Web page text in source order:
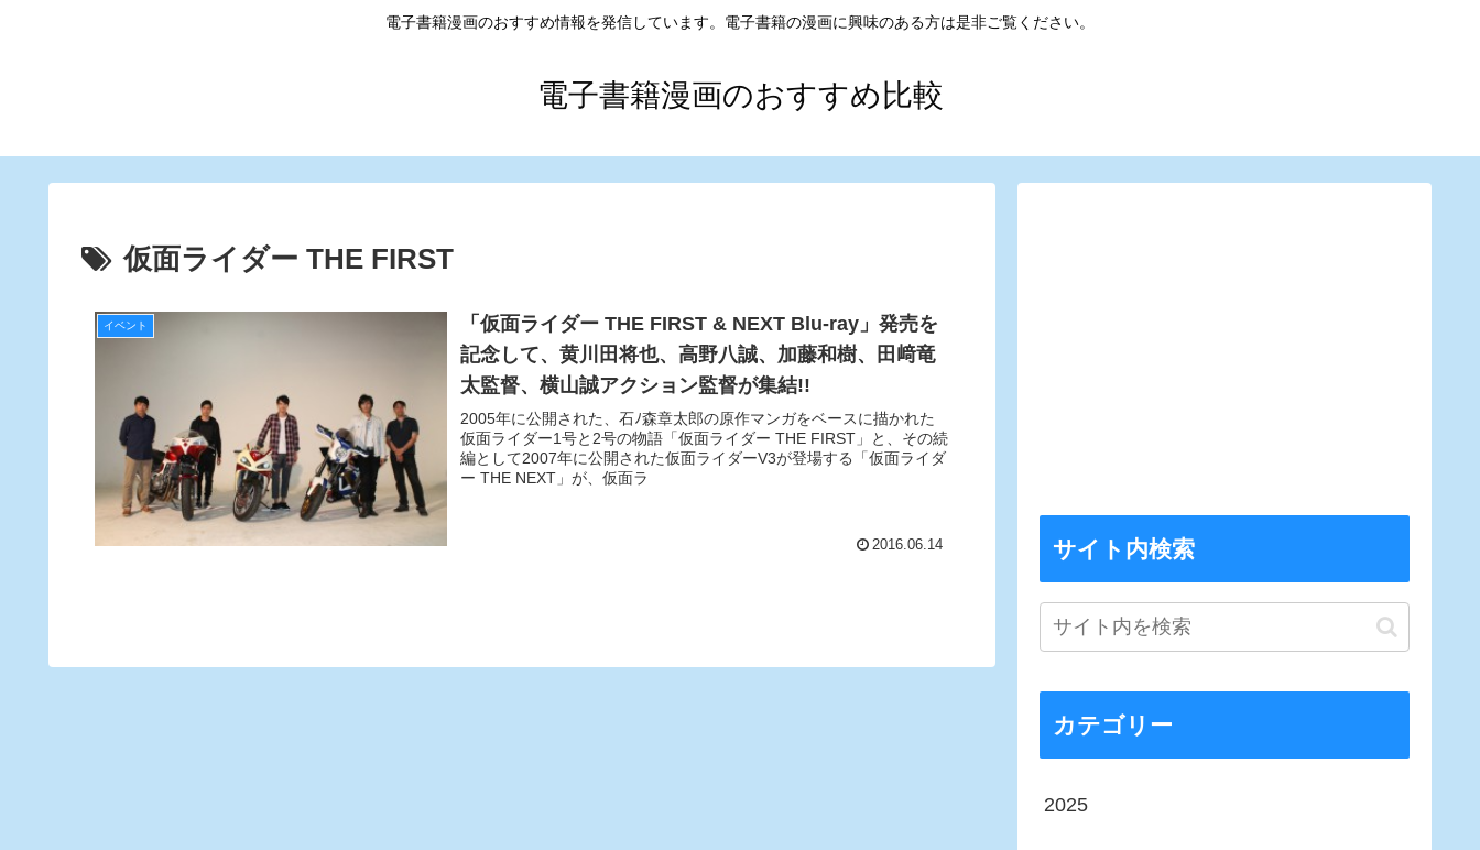
電子書籍漫画のおすすめ情報を発信しています。電子書籍の漫画に興味のある方は是非ご覧ください。
電子書籍漫画のおすすめ比較
仮面ライダー THE FIRST
イベント
「仮面ライダー THE FIRST & NEXT Blu-ray」発売を
記念して、黄川田将也、高野八誠、加藤和樹、田﨑竜
太監督、横山誠アクション監督が集結!!
2005年に公開された、石ﾉ森章太郎の原作マンガをベースに描かれた
仮面ライダー1号と2号の物語「仮面ライダー THE FIRST」と、その続
編として2007年に公開された仮面ライダーV3が登場する「仮面ライダ
ー THE NEXT」が、仮面ラ
2016.06.14 サイト内検索
カテゴリー
2025